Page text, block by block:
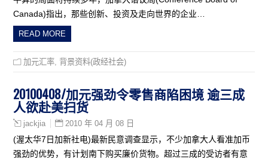
Canada)指出，那些创新、投资及走向世界的企业…
READ MORE
加元汇率 背景资料(政经社会)
20100408/加元强劲令零售商陷困境 逾三成
人欲赴美扫货
jackjia 2010 年 04 月 08 日
(渥太华7日加新社电)最新民意调查显示，不少加拿大人看准加币
强劲的优势，有计划南下购买廉价货物。超过三成的受访者有意